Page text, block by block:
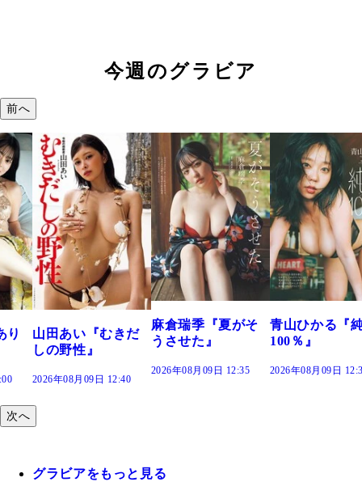
今週のグラビア
前へ
だ
麻倉瑞季『夏がそ
うさせた』
青山ひかる『純度
100％』
2026年08月09日 12:30
溝端 葵『もう
つの、あおい
で。』
2026年08月09日
次へ
グラビアをもっと見る